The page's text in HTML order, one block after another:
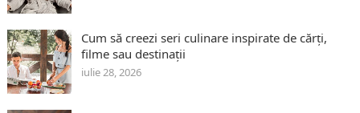
Cum să creezi seri culinare inspirate de cărți,
filme sau destinații
iulie 28, 2026